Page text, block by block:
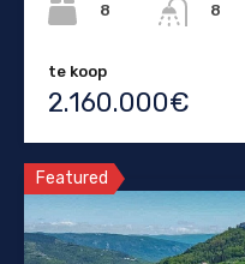
8
8
te koop
2.160.000€
Featured